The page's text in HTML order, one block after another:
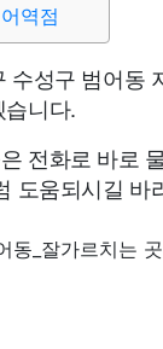
역점
수성구 범어동
니다.
전화로 바로
도움되시길 바